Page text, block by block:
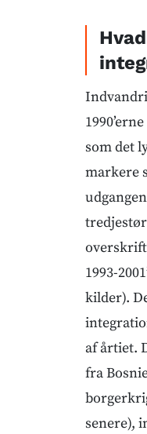
som det
markere
1993-
kilder).
af årtiet.
fra
senere),